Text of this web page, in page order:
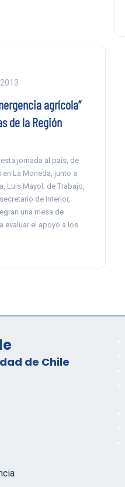
agrícola”
de la Región
jornada al país, de
La Moneda, junto a
Luis Mayol; de Trabajo,
de Interior,
una mesa de
evaluar el apoyo a los
de Chile